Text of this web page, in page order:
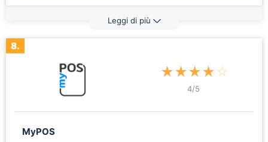
Leggi di più
8.
★★★★☆
4/5
MyPOS